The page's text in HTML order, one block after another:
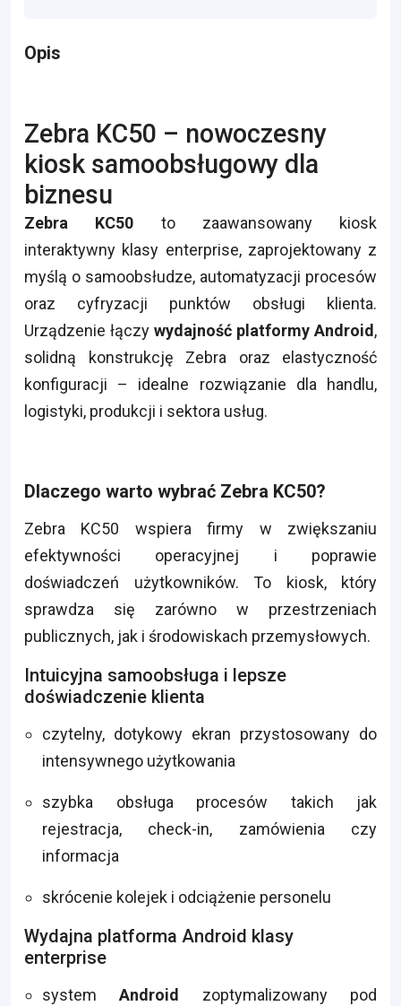
Opis
Zebra KC50 – nowoczesny
kiosk samoobsługowy dla
biznesu
Zebra KC50 to zaawansowany kiosk
interaktywny klasy enterprise, zaprojektowany z
myślą o samoobsłudze, automatyzacji procesów
oraz cyfryzacji punktów obsługi klienta.
Urządzenie łączy wydajność platformy Android,
solidną konstrukcję Zebra oraz elastyczność
konfiguracji – idealne rozwiązanie dla handlu,
logistyki, produkcji i sektora usług.
Dlaczego warto wybrać Zebra KC50?
Zebra KC50 wspiera firmy w zwiększaniu
efektywności operacyjnej i poprawie
doświadczeń użytkowników. To kiosk, który
sprawdza się zarówno w przestrzeniach
publicznych, jak i środowiskach przemysłowych.
Intuicyjna samoobsługa i lepsze
doświadczenie klienta
czytelny, dotykowy ekran przystosowany do
intensywnego użytkowania
szybka obsługa procesów takich jak
rejestracja, check-in, zamówienia czy
informacja
skrócenie kolejek i odciążenie personelu
Wydajna platforma Android klasy
enterprise
systemAndroid zoptymalizowany pod